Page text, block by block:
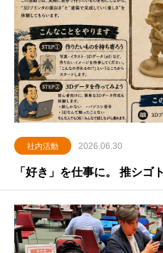
社内活動 2026.06.30
「好き」を仕事に。 推シゴ